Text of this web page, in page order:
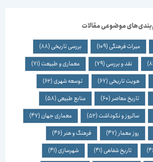
موضوعی مقالات
میراث فرهنگی(109) بررسی تاریخی(88)
نقد و بررسی(79) معماری و طبیعت(71)
هویت تاریخی(67) توسعه شهری(62)
تاریخ معاصر(60) منابع طبیعی(58)
سالروز و نکوداشت(52) معماری جهان(47)
روز معمار(47) فرهنگ و هنر(46)
تاریخ شفاهی(41) شهرسازی(41)